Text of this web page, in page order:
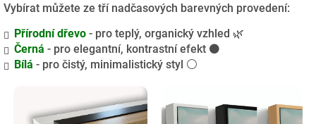
Vybírat můžete ze tří nadčasových barevných provedení:
Přírodní dřevo - pro teplý, organický vzhled 🌿
Černá - pro elegantní, kontrastní efekt ⚫
Bílá - pro čistý, minimalistický styl ⚪